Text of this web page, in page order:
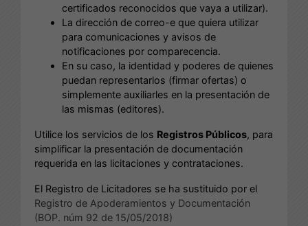
certificados reconocidos que vaya a utilizar).
La dirección de correo-e que quiera utilizar
para comunicaciones y avisos de
notificaciones por comparecencia.
En su caso, la identidad y poderes de quienes
puedan representarlos (firmar ofertas) o
simplemente auxiliarles en la presentación de
las mismas (editores).
Utilice los servicios de los Registros Públicos, para
simplificar la presentación de documentación
requerida en las licitaciones y contrataciones.
El Registro de Licitadores se ha sustituido por el
Registro de Apoderamientos y Documentación
(BOP. núm 92 de 15/05/2018)